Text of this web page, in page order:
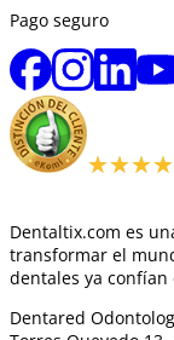
Pago seguro
Dentaltix.com es
transformar el
dentales ya confían
Dentared